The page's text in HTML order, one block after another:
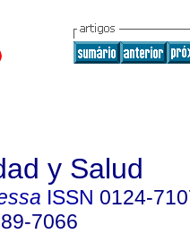
y Salud
ISSN 0124-
7066